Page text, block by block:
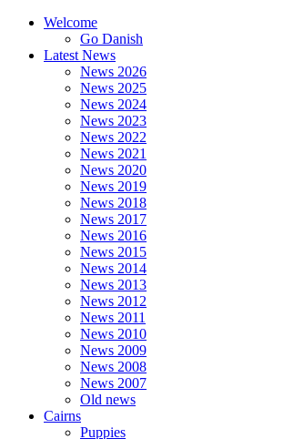
Welcome
Go Danish
Latest News
News 2026
News 2025
News 2024
News 2023
News 2022
News 2021
News 2020
News 2019
News 2018
News 2017
News 2016
News 2015
News 2014
News 2013
News 2012
News 2011
News 2010
News 2009
News 2008
News 2007
Old news
Cairns
Puppies